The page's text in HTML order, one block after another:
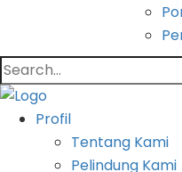
Profil
Tentang Kami
Pelindung Kami